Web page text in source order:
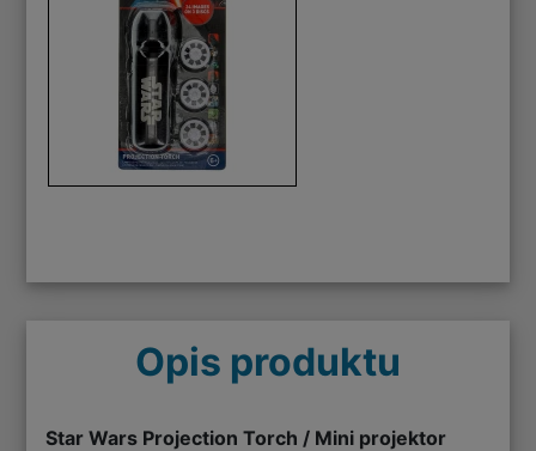
Opis produktu
Star Wars Projection Torch / Mini projektor